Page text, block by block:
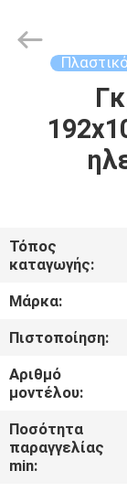
ΕΜΕΊΣ
ΓΎΡΟΣ
ΠΟΙΟΤΙΚΌΣ
ΈΛΕΓΧΟΣ
Τόπος
καταγωγής:
Μάρκα:
Πιστοποίηση:
Αριθμό
μοντέλου:
Ποσότητα
παραγγελίας
min: